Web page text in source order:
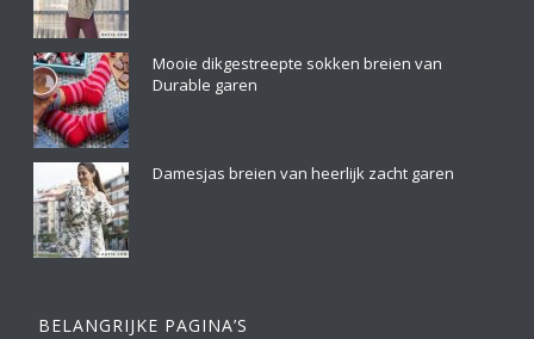
Mooie dikgestreepte sokken breien van
Durable garen
Damesjas breien van heerlijk zacht garen
BELANGRIJKE PAGINA’S